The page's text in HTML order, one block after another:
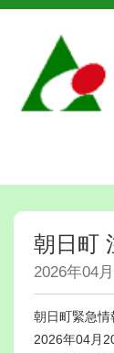
朝日町
2026年04
朝日町緊急情
2026年04月